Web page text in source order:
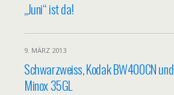
„Juni“ ist da!
9. MÄRZ 2013
Schwarzweiss, Kodak BW400CN und
Minox 35GL